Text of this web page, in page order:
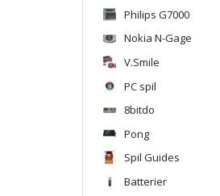
Philips G7000
Nokia N-Gage
V.Smile
PC spil
8bitdo
Pong
Spil Guides
Batterier